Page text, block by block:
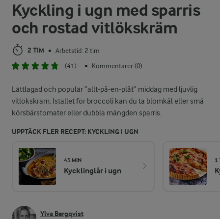
Kyckling i ugn med sparris
och rostad vitlökskräm
2 TIM • Arbetstid: 2 tim
(41)
• Kommentarer (0)
Lättlagad och populär ”allt-på-en-plåt” middag med ljuvlig
vitlökskräm. Istället för broccoli kan du ta blomkål eller små
körsbärstomater eller dubbla mängden sparris.
UPPTÄCK FLER RECEPT: KYCKLING I UGN
45 MIN
Kycklinglår i ugn
1
Ylva Bergqvist